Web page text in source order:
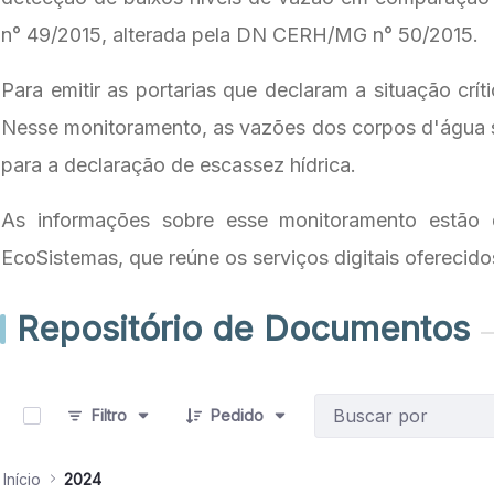
n° 49/2015, alterada pela DN CERH/MG n° 50/2015.
Para emitir as portarias que declaram a situação
Nesse monitoramento, as vazões dos corpos
para a declaração de escassez hídrica.
As informações sobre esse monitoramento
EcoSistemas, que reúne os serviços digitais
Repositório de Documentos
Filtro Pedido
Início 2024